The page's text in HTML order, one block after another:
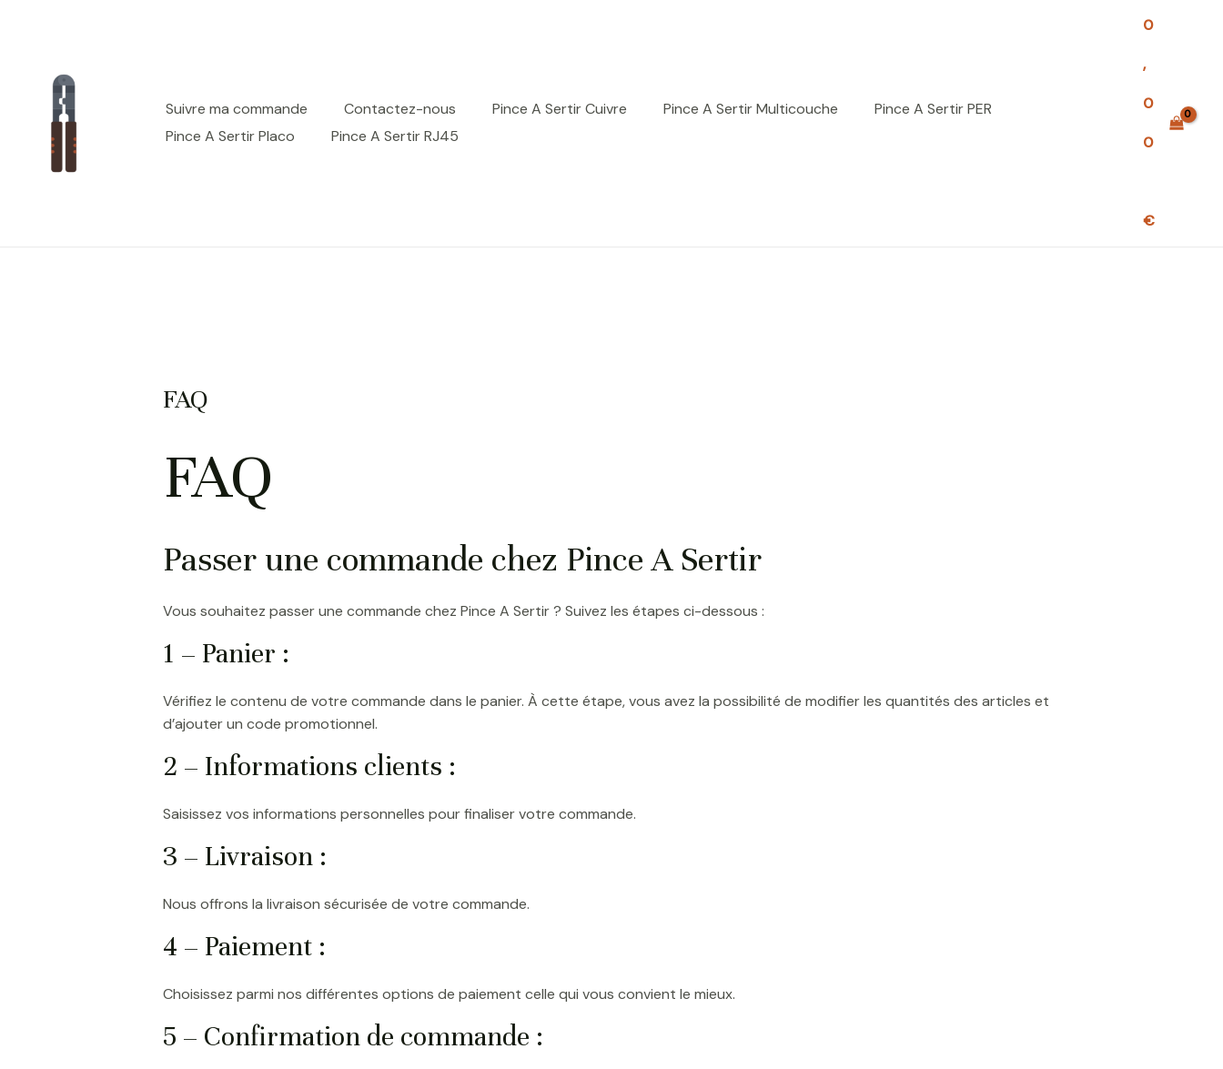
Suivre ma commande Contactez-nous Pince A Sertir Cuivre Pince A Sertir Multicouche
Pince A Sertir PER
Pince A Sertir Placo
Pince A Sertir RJ45
0
,
0
0
€
FAQ
FAQ
Passer une commande chez Pince A Sertir
Vous souhaitez passer une commande chez Pince A Sertir ? Suivez les étapes ci-dessous :
1 – Panier :
Vérifiez le contenu de votre commande dans le panier. À cette étape, vous avez la possibilité de modifier les quantités des articles et
d’ajouter un code promotionnel.
2 – Informations clients :
Saisissez vos informations personnelles pour finaliser votre commande.
3 – Livraison :
Nous offrons la livraison sécurisée de votre commande.
4 – Paiement :
Choisissez parmi nos différentes options de paiement celle qui vous convient le mieux.
5 – Confirmation de commande :